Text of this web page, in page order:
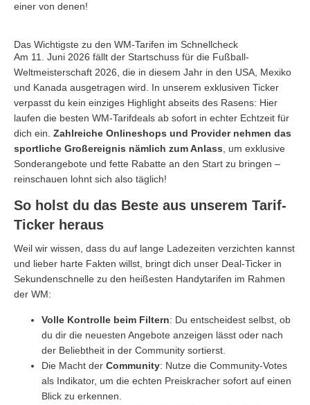
einer von denen!
Das Wichtigste zu den WM-Tarifen im Schnellcheck
Am 11. Juni 2026 fällt der Startschuss für die Fußball-
Weltmeisterschaft 2026, die in diesem Jahr in den USA, Mexiko
und Kanada ausgetragen wird. In unserem exklusiven Ticker
verpasst du kein einziges Highlight abseits des Rasens: Hier
laufen die besten WM-Tarifdeals ab sofort in echter Echtzeit für
dich ein. Zahlreiche Onlineshops und Provider nehmen das
sportliche Großereignis nämlich zum Anlass, um exklusive
Sonderangebote und fette Rabatte an den Start zu bringen –
reinschauen lohnt sich also täglich!
So holst du das Beste aus unserem Tarif-
Ticker heraus
Weil wir wissen, dass du auf lange Ladezeiten verzichten kannst
und lieber harte Fakten willst, bringt dich unser Deal-Ticker in
Sekundenschnelle zu den heißesten Handytarifen im Rahmen
der WM:
Volle Kontrolle beim Filtern: Du entscheidest selbst, ob
du dir die neuesten Angebote anzeigen lässt oder nach
der Beliebtheit in der Community sortierst.
Die Macht der Community: Nutze die Community-Votes
als Indikator, um die echten Preiskracher sofort auf einen
Blick zu erkennen.